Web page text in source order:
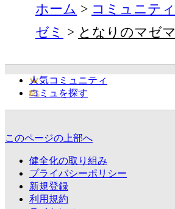
ホーム コミュニティ
ゼミ
となりのマゼマ
人気コミュニティ
コミュを探す
このページの上部へ
健全化の取り組み
プライバシーポリシー
新規登録
利用規約